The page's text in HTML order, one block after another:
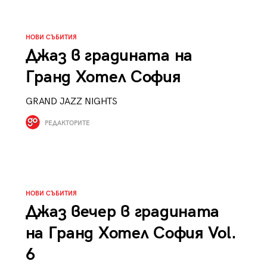
НОВИ СЪБИТИЯ
Джаз в градината на
Гранд Хотел София
GRAND JAZZ NIGHTS
РЕДАКТОРИТЕ
НОВИ СЪБИТИЯ
Джаз вечер в градината
на Гранд Хотел София Vol.
6
29